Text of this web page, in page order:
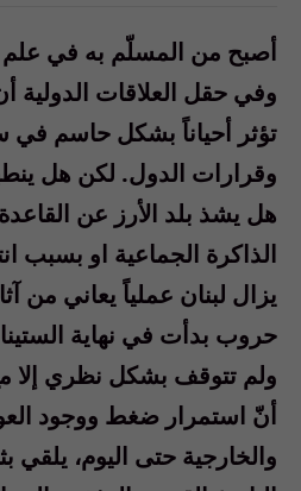
أصبح من المسلّم به في علم
وفي حقل العلاقات الدولية
تؤثر أحياناً بشكل حاسم
وقرارات الدول. لكن هل
هل يشذ بلد الأرز عن
الذاكرة الجماعية او بسبب
يزال لبنان عملياً يعاني من
حروب بدأت في نهاية
ولم تتوقف بشكل نظري إلا
أنّ استمرار ضغط ووجود
والخارجية حتى اليوم، يلقي